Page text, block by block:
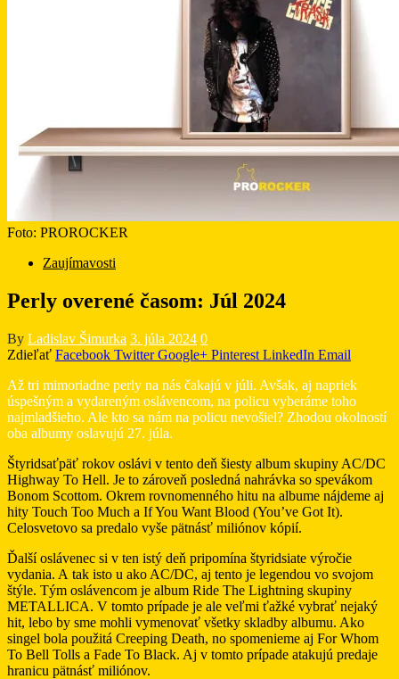
Foto: PROROCKER
Zaujímavosti
Perly overené časom: Júl 2024
By Ladislav Šimurka 3. júla 2024 0
Zdieľať Facebook Twitter Google+ Pinterest LinkedIn Email
Až tri mimoriadne perly na nás čakajú v júli. Avšak, aj napriek
úspešným a vydareným oslávencom, na policu vyberáme toho
najmladšieho. Ale kto sa nám na policu nevošiel? Zhodou okolností
oba albumy oslavujú 27. júla.
Štyridsaťpäť rokov oslávi v tento deň šiesty album skupiny AC/DC
Highway To Hell. Je to zároveň posledná nahrávka so spevákom
Bonom Scottom. Okrem rovnomenného hitu na albume nájdeme aj
hity Touch Too Much a If You Want Blood (You’ve Got It).
Celosvetovo sa predalo vyše pätnásť miliónov kópií.
Ďalší oslávenec si v ten istý deň pripomína štyridsiate výročie
vydania. A tak isto u ako AC/DC, aj tento je legendou vo svojom
štýle. Tým oslávencom je album Ride The Lightning skupiny
METALLICA. V tomto prípade je ale veľmi ťažké vybrať nejaký
hit, lebo by sme mohli vymenovať všetky skladby albumu. Ako
singel bola použitá Creeping Death, no spomenieme aj For Whom
To Bell Tolls a Fade To Black. Aj v tomto prípade atakujú predaje
hranicu pätnásť miliónov.